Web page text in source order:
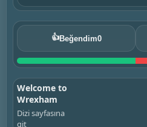
👍Beğendim0
Welcome to
Wrexham
Dizi sayfasına
git